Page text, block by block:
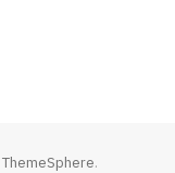
ThemeSphere.